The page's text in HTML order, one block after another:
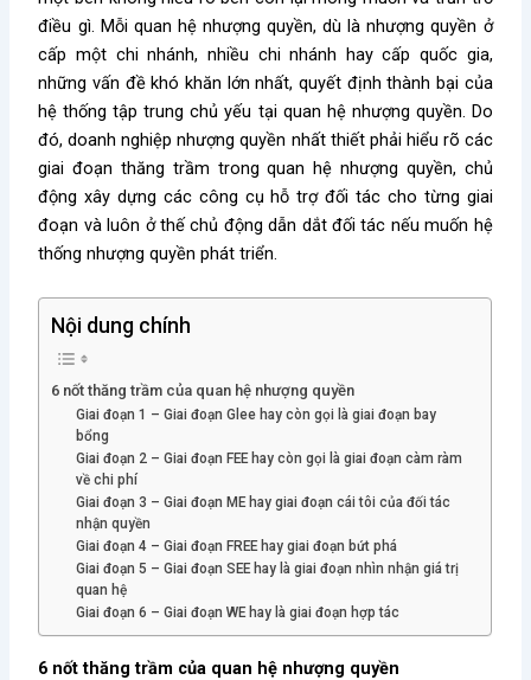
điều gì. Mỗi quan hệ nhượng quyền, dù là nhượng quyền ở
cấp một chi nhánh, nhiều chi nhánh hay cấp quốc gia,
những vấn đề khó khăn lớn nhất, quyết định thành bại của
hệ thống tập trung chủ yếu tại quan hệ nhượng quyền. Do
đó, doanh nghiệp nhượng quyền nhất thiết phải hiểu rõ các
giai đoạn thăng trầm trong quan hệ nhượng quyền, chủ
động xây dựng các công cụ hỗ trợ đối tác cho từng giai
đoạn và luôn ở thế chủ động dẫn dắt đối tác nếu muốn hệ
thống nhượng quyền phát triển.
Nội dung chính
6 nốt thăng trầm của quan hệ nhượng quyền
Giai đoạn 1 – Giai đoạn Glee hay còn gọi là giai đoạn bay
bổng
Giai đoạn 2 – Giai đoạn FEE hay còn gọi là giai đoạn càm ràm
về chi phí
Giai đoạn 3 – Giai đoạn ME hay giai đoạn cái tôi của đối tác
nhận quyền
Giai đoạn 4 – Giai đoạn FREE hay giai đoạn bứt phá
Giai đoạn 5 – Giai đoạn SEE hay là giai đoạn nhìn nhận giá trị
quan hệ
Giai đoạn 6 – Giai đoạn WE hay là giai đoạn hợp tác
6 nốt thăng trầm của quan hệ nhượng quyền